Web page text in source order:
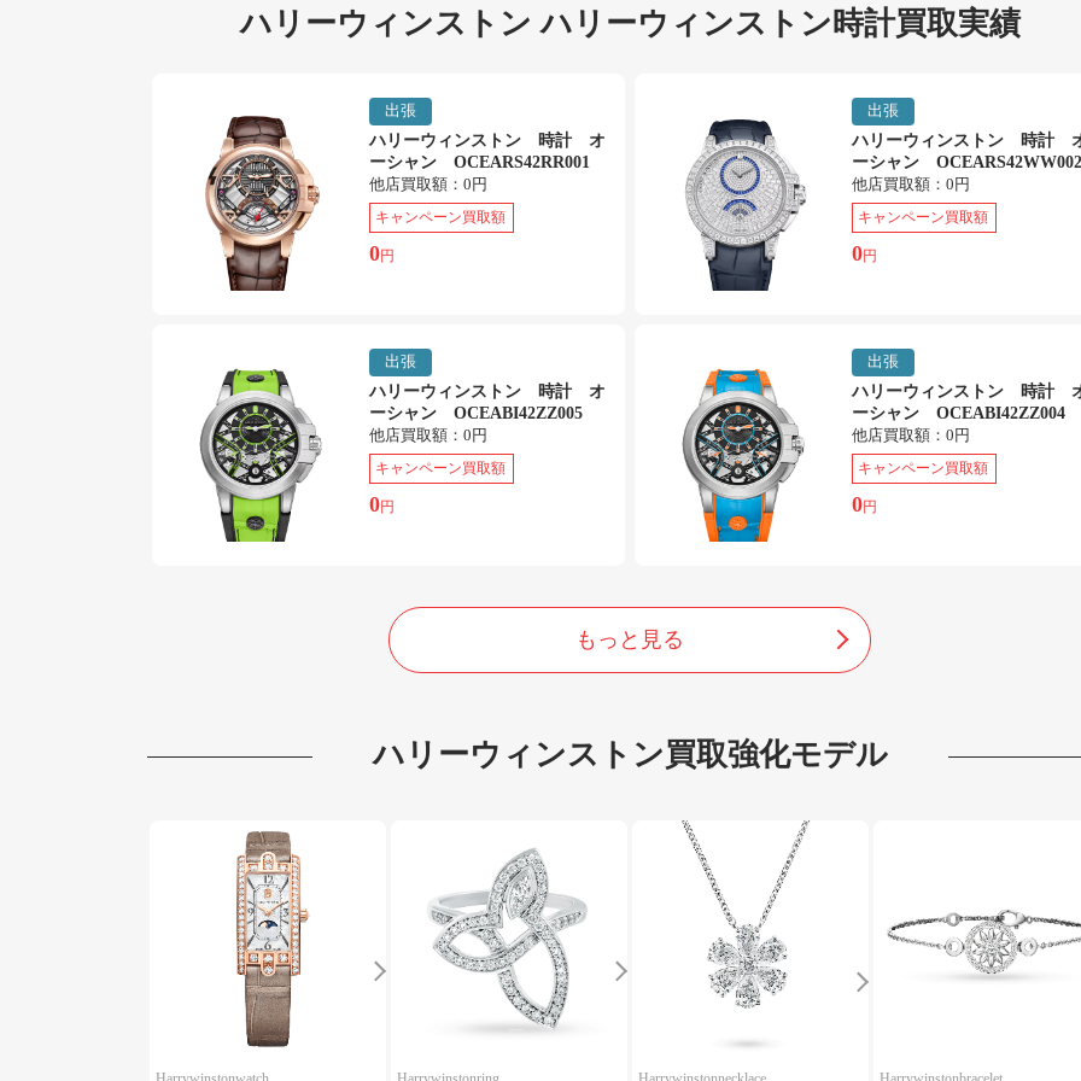
ハリーウィンストン ハリーウィンストン時計買取実績
出張
ハリーウィンストン 時計 オ
ーシャン OCEARS42RR001
他店買取額： 0円
キャンペーン買取額
0円
出張
ハリーウィンストン 時計
ーシャン OCEARS42WW002
他店買取額： 0円
キャンペーン買取額
0円
出張
ハリーウィンストン 時計 オ
ーシャン OCEABI42ZZ005
他店買取額： 0円
キャンペーン買取額
0円
出張
ハリーウィンストン 時計
ーシャン OCEABI42ZZ004
他店買取額： 0円
キャンペーン買取額
0円
もっと見る
ハリーウィンストン買取強化モデル